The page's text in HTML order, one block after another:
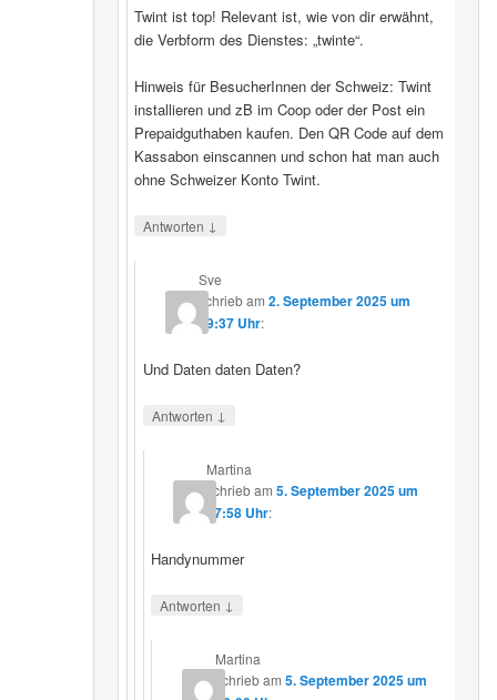
Twint ist top! Relevant ist, wie von dir erwähnt,
die Verbform des Dienstes: „twinte“.
Hinweis für BesucherInnen der Schweiz: Twint
installieren und zB im Coop oder der Post ein
Prepaidguthaben kaufen. Den QR Code auf dem
Kassabon einscannen und schon hat man auch
ohne Schweizer Konto Twint.
Antworten ↓
Sve
schriebam 2. September 2025 um
19:37 Uhr:
Und Daten daten Daten?
Antworten ↓
Martina
schriebam5. September 2025 um
17:58 Uhr:
Handynummer
Antworten ↓
Martina
schriebam 5. September 2025 um